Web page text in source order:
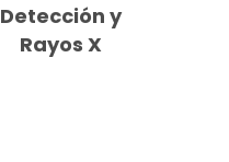
Detección y
Rayos X